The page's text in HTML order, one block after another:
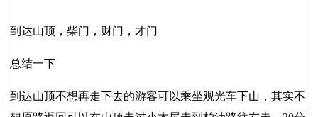
到达山顶，柴门，财门，才门
总结一下
到达山顶不想再走下去的游客可以乘坐观光车下山，其实不